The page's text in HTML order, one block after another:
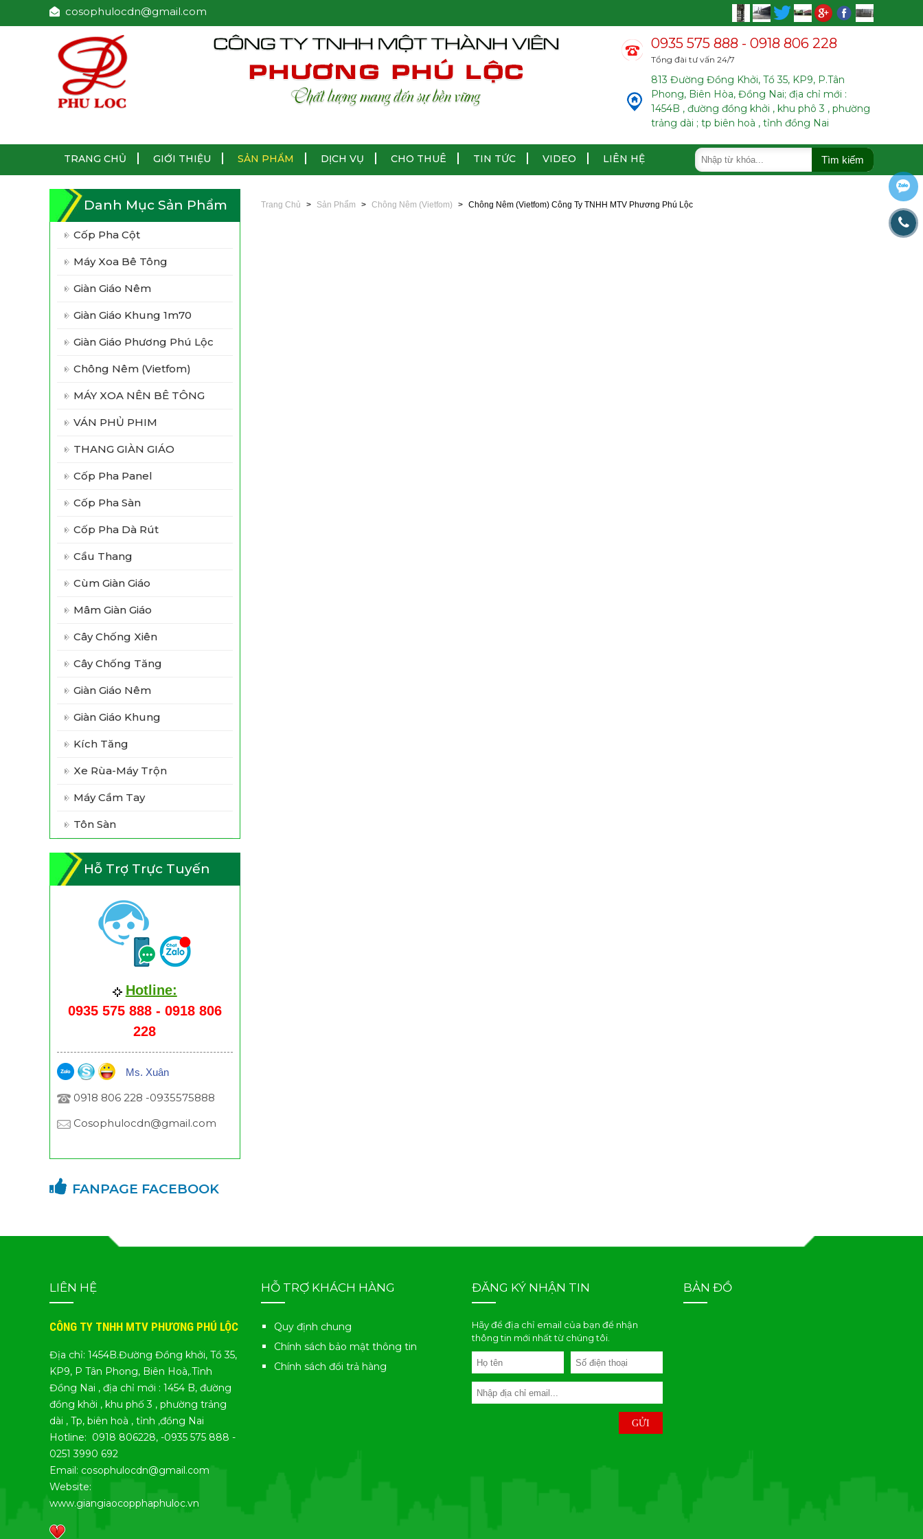
cosophulocdn@gmail.com
0935 575 888 - 0918 806 228
Tổng đài tư vấn 24/7
813 Đường Đồng Khởi, Tổ 35, KP9, P.Tân
Phong, Biên Hòa, Đồng Nai; địa chỉ mới :
1454B , đường đồng khởi , khu phô 3 , phường
trảng dài ; tp biên hoà , tỉnh đồng Nai
TRANG CHỦ GIỚI THIỆU SẢN PHẨM DỊCH VỤ CHO THUÊ TIN TỨC VIDEO LIÊN HỆ Tìm kiếm
Danh Mục Sản Phẩm
Cốp Pha Cột
Máy Xoa Bê Tông
Giàn Giáo Nêm
Giàn Giáo Khung 1m70
Giàn Giáo Phương Phú Lộc
Chông Nêm (vietfom)
MÁY XOA NÊN BÊ TÔNG
VÁN PHỦ PHIM
THANG GIÀN GIÁO
Cốp Pha Panel
Cốp Pha Sàn
Cốp Pha Dà Rút
Cầu Thang
Cùm Giàn Giáo
Mâm Giàn Giáo
Cây Chống Xiên
Cây Chống Tăng
Giàn Giáo Nêm
Giàn Giáo Khung
Kích Tăng
Xe Rùa-Máy Trộn
Máy Cầm Tay
Tôn Sàn
Hỗ Trợ Trực Tuyến
Hotline:
0935 575 888 - 0918 806
228
Ms. Xuân
0918 806 228 -0935575888
Cosophulocdn@gmail.com
FANPAGE FACEBOOK
Trang Chủ Sản Phẩm Chông Nêm (vietfom) Chông Nêm (vietfom) Công Ty TNHH MTV Phương Phú Lộc
LIÊN HỆ
CÔNG TY TNHH MTV PHƯƠNG PHÚ LỘC
Địa chỉ: 1454B.Đường Đồng khởi, Tổ 35,
KP9, P Tân Phong, Biên Hoà,.Tỉnh
Đồng Nai , địa chỉ mới : 1454 B, đường
đồng khởi , khu phố 3 , phường trảng
dài , Tp, biên hoà , tỉnh ,đồng Nai
Hotline: 0918 806228, -0935 575 888 -
0251 3990 692
Email: cosophulocdn@gmail.com
Website:
www.giangiaocopphaphuloc.vn
HỖ TRỢ KHÁCH HÀNG
Quy định chung
Chính sách bảo mật thông tin
Chính sách đổi trả hàng
ĐĂNG KÝ NHẬN TIN
Hãy để địa chỉ email của bạn để nhận
thông tin mới nhất từ chúng tôi.
GỬI
BẢN ĐỒ